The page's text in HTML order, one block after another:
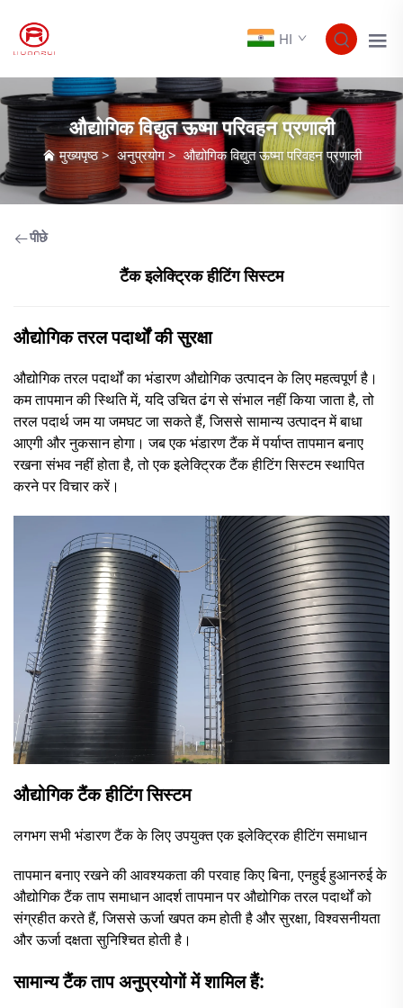
HI
औद्योगिक विद्युत ऊष्मा परिवहन प्रणाली
मुख्यपृष्ठ>अनुप्रयोग> औद्योगिक विद्युत ऊष्मा परिवहन प्रणाली
पीछे
टैंक इलेक्ट्रिक हीटिंग सिस्टम
औद्योगिक तरल पदार्थों की सुरक्षा
औद्योगिक तरल पदार्थों का भंडारण औद्योगिक उत्पादन के लिए महत्वपूर्ण है।
कम तापमान की स्थिति में, यदि उचित ढंग से संभाल नहीं किया जाता है, तो
तरल पदार्थ जम या जमघट जा सकते हैं, जिससे सामान्य उत्पादन में बाधा
आएगी और नुकसान होगा। जब एक भंडारण टैंक में पर्याप्त तापमान बनाए
रखना संभव नहीं होता है, तो एक इलेक्ट्रिक टैंक हीटिंग सिस्टम स्थापित
करने पर विचार करें।
औद्योगिक टैंक हीटिंग सिस्टम
लगभग सभी भंडारण टैंक के लिए उपयुक्त एक इलेक्ट्रिक हीटिंग समाधान
तापमान बनाए रखने की आवश्यकता की परवाह किए बिना, एनहुई हुआनरुई के
औद्योगिक टैंक ताप समाधान आदर्श तापमान पर औद्योगिक तरल पदार्थों को
संग्रहीत करते हैं, जिससे ऊर्जा खपत कम होती है और सुरक्षा, विश्वसनीयता
और ऊर्जा दक्षता सुनिश्चित होती है।
सामान्य टैंक ताप अनुप्रयोगों में शामिल हैं: